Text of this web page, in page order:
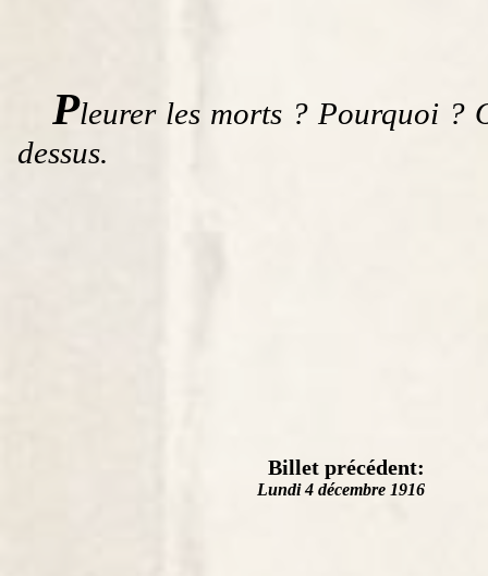
Pleurer les morts ? Pourquoi ?
dessus.
Billet précédent:
Lundi 4 décembre 1916